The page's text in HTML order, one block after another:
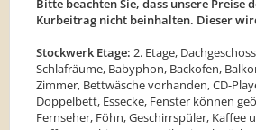
Bitte beachten Sie, dass unsere Preise
Kurbeitrag nicht beinhalten. Dieser
Stockwerk Etage: 2. Etage, Dachgeschoss
Schlafräume, Babyphon, Backofen,
Zimmer, Bettwäsche vorhanden, CD-
Doppelbett, Essecke, Fenster können
Fernseher, Föhn, Geschirrspüler, Kaffee